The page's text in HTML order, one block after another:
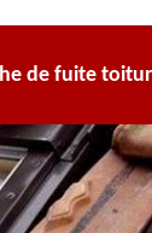
de fuite